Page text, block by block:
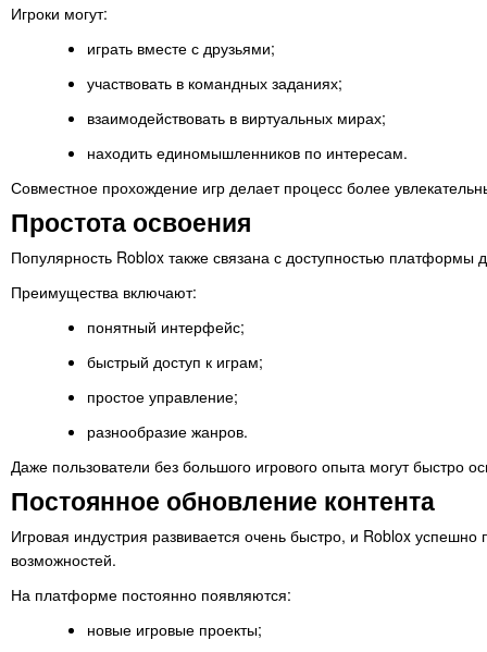
Игроки могут:
играть вместе с друзьями;
участвовать в командных заданиях;
взаимодействовать в виртуальных мирах;
находить единомышленников по интересам.
Совместное прохождение игр делает процесс более
Простота освоения
Популярность Roblox также связана с доступностью платформы
Преимущества включают:
понятный интерфейс;
быстрый доступ к играм;
простое управление;
разнообразие жанров.
Даже пользователи без большого игрового опыта могут быстро
Постоянное обновление контента
Игровая индустрия развивается очень быстро, и Roblox
возможностей.
На платформе постоянно появляются:
новые игровые проекты;